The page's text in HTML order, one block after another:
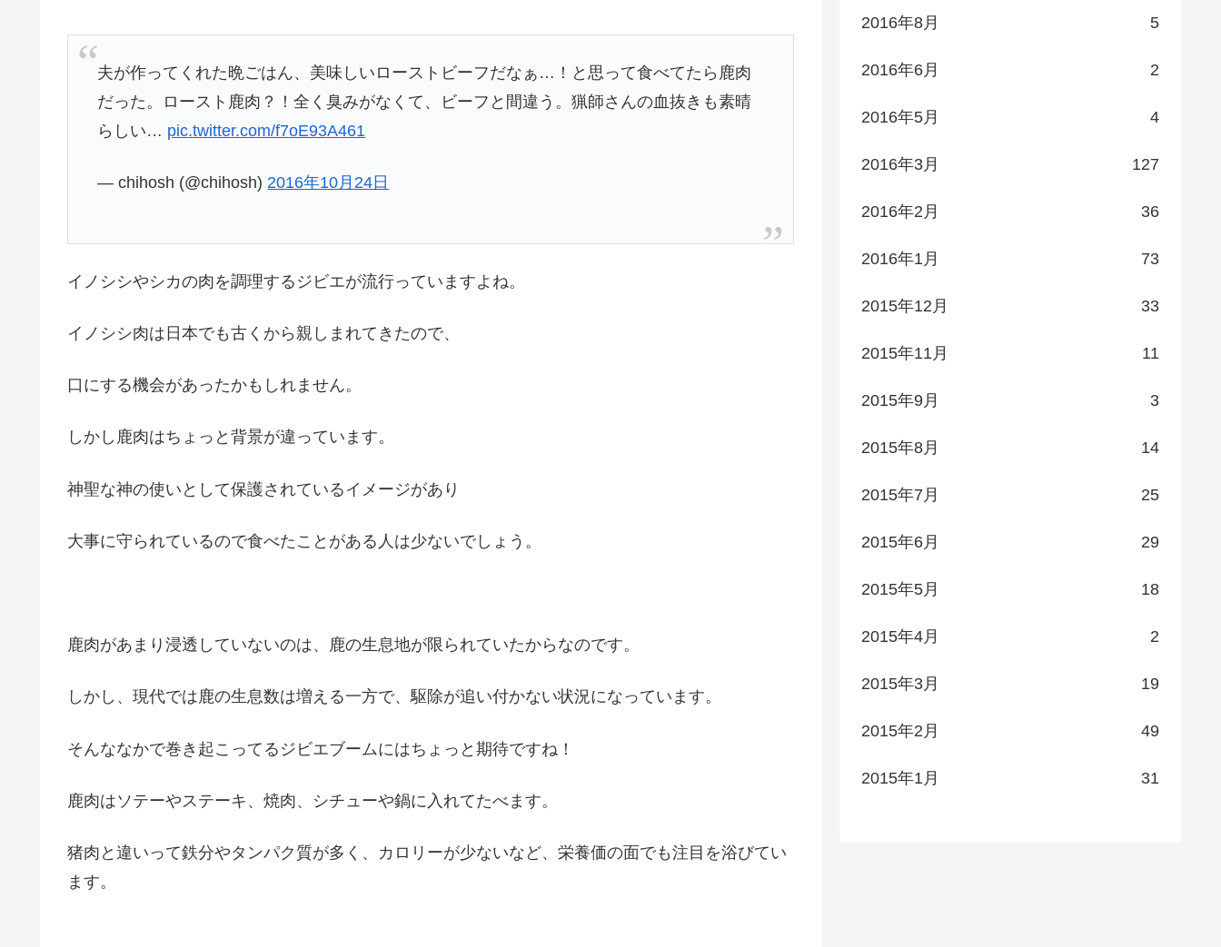
夫が作ってくれた晩ごはん、美味しいローストビーフだなぁ…！と思って食べてたら鹿肉
だった。ロースト鹿肉？！全く臭みがなくて、ビーフと間違う。猟師さんの血抜きも素晴
らしい… pic.twitter.com/f7oE93A461
— chihosh (@chihosh) 2016年10月24日
イノシシやシカの肉を調理するジビエが流行っていますよね。
イノシシ肉は日本でも古くから親しまれてきたので、
口にする機会があったかもしれません。
しかし鹿肉はちょっと背景が違っています。
神聖な神の使いとして保護されているイメージがあり
大事に守られているので食べたことがある人は少ないでしょう。
鹿肉があまり浸透していないのは、鹿の生息地が限られていたからなのです。
しかし、現代では鹿の生息数は増える一方で、駆除が追い付かない状況になっています。
そんななかで巻き起こってるジビエブームにはちょっと期待ですね！
鹿肉はソテーやステーキ、焼肉、シチューや鍋に入れてたべます。
猪肉と違いって鉄分やタンパク質が多く、カロリーが少ないなど、栄養価の面でも注目を浴びてい
ます。
2016年8月 5
2016年6月 2
2016年5月 4
2016年3月 127
2016年2月 36
2016年1月 73
2015年12月 33
2015年11月 11
2015年9月 3
2015年8月 14
2015年7月 25
2015年6月 29
2015年5月 18
2015年4月 2
2015年3月 19
2015年2月 49
2015年1月 31